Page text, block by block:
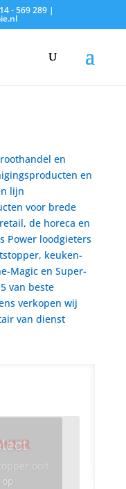
- 569 289 |
en
en
lijn
voor brede
de horeca en
Power loodgieters
keuken-
Magic en Super-
van beste
verkopen wij
van dienst
ooit